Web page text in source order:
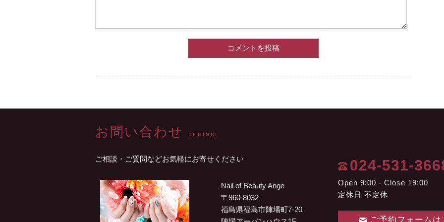
お問い合わせ contact
ご相談・ご質問などお気軽にお寄せください
Nail of Beauty Ange
〒960-8032
福島県福島市陣場町7-20
024-531-
Open 9:00 - Close 19:00
定休日 不定休
ご予約フォームは